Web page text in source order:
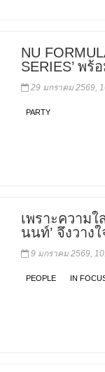
NU
SERIES’ พ
29 มกราคม 2569,
PARTY
เพราะความ
นนท์’ จึงวาง
9 มกราคม 2569,
PEOPLE IN